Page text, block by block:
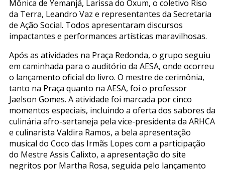
Mônica de Yemanjá, Larissa do Oxum, o coletivo Riso
da Terra, Leandro Vaz e representantes da Secretaria
de Ação Social. Todos apresentaram discursos
impactantes e performances artísticas maravilhosas.
Após as atividades na Praça Redonda, o grupo seguiu
em caminhada para o auditório da AESA, onde ocorreu
o lançamento oficial do livro. O mestre de cerimônia,
tanto na Praça quanto na AESA, foi o professor
Jaelson Gomes. A atividade foi marcada por cinco
momentos especiais, incluindo a oferta dos sabores da
culinária afro-sertaneja pela vice-presidenta da ARHCA
e culinarista Valdira Ramos, a bela apresentação
musical do Coco das Irmãs Lopes com a participação
do Mestre Assis Calixto, a apresentação do site
negritos por Martha Rosa, seguida pelo lançamento